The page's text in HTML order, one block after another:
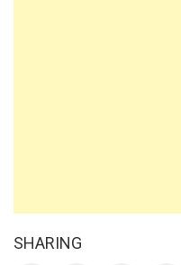
SHARING